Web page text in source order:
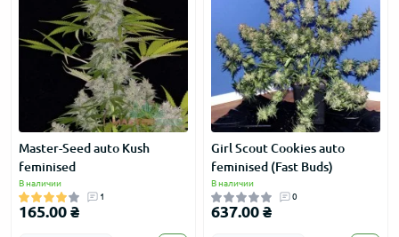
Master-Seed auto Kush
feminised
В наличии
1
165.00 ₴
Girl Scout Cookies auto
feminised (Fast Buds)
В наличии
0
637.00 ₴